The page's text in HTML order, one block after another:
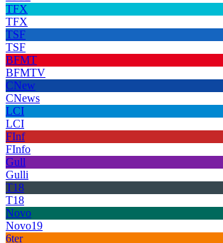
TFX
TFX
TSF
TSF
BFMT
BFMTV
CNew
CNews
LCI
LCI
FInf
FInfo
Gull
Gulli
T18
T18
Novo
Novo19
6ter